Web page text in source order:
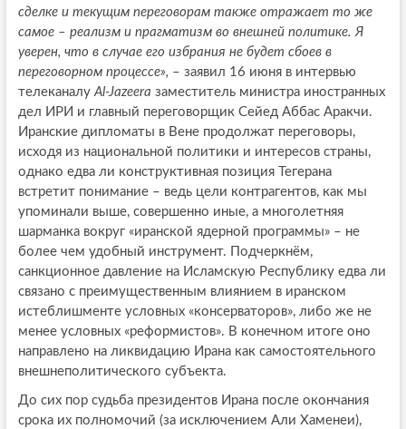
сделке и текущим переговорам также отражает то же
самое – реализм и прагматизм во внешней политике. Я
уверен, что в случае его избрания не будет сбоев в
переговорном процессе», – заявил 16 июня в интервью
телеканалу Al-Jazeera заместитель министра иностранных
дел ИРИ и главный переговорщик Сейед Аббас Аракчи.
Иранские дипломаты в Вене продолжат переговоры,
исходя из национальной политики и интересов страны,
однако едва ли конструктивная позиция Тегерана
встретит понимание – ведь цели контрагентов, как мы
упоминали выше, совершенно иные, а многолетняя
шарманка вокруг «иранской ядерной программы» – не
более чем удобный инструмент. Подчеркнём,
санкционное давление на Исламскую Республику едва ли
связано с преимущественным влиянием в иранском
истеблишменте условных «консерваторов», либо же не
менее условных «реформистов». В конечном итоге оно
направлено на ликвидацию Ирана как самостоятельного
внешнеполитического субъекта.
До сих пор судьба президентов Ирана после окончания
срока их полномочий (за исключением Али Хаменеи),